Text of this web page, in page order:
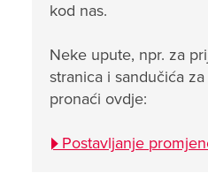
kod nas.
Neke upute, npr. za
stranica i sandučića
pronaći ovdje:
Postavljanje